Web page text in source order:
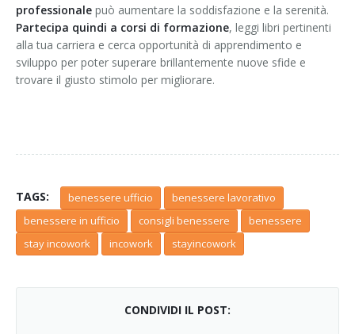
professionale può aumentare la soddisfazione e la serenità.
Partecipa quindi a corsi di formazione, leggi libri pertinenti
alla tua carriera e cerca opportunità di apprendimento e
sviluppo per poter superare brillantemente nuove sfide e
trovare il giusto stimolo per migliorare.
TAGS: benessere ufficio
benessere lavorativo
benessere in ufficio
consigli benessere
benessere
stay incowork
incowork stayincowork
CONDIVIDI IL POST: